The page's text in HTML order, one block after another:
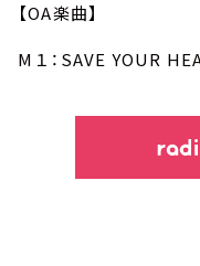
【OA楽曲】
M１：SAVE YOUR